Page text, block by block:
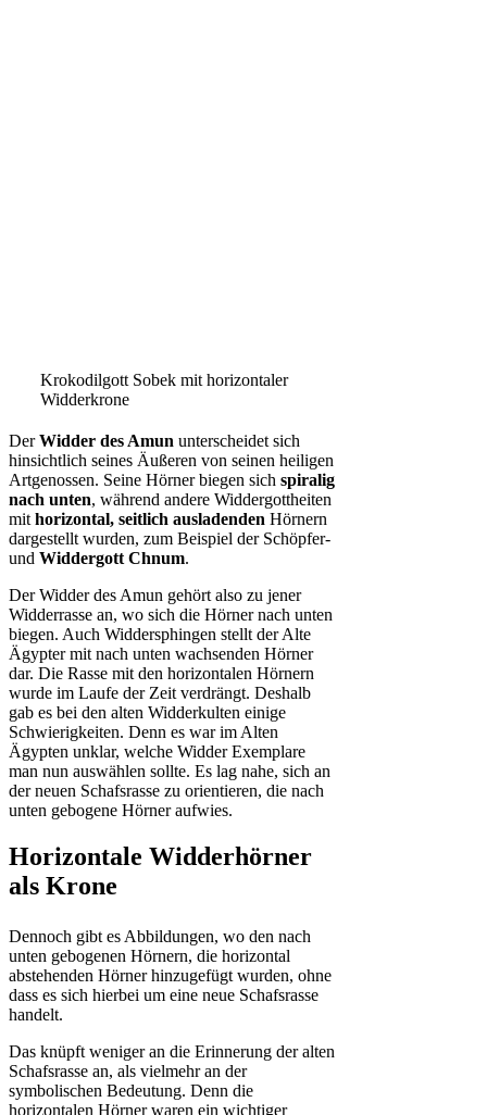
Krokodilgott Sobek mit horizontaler
Widderkrone
DerWidder des Amun unterscheidet sich
hinsichtlich seines Äußeren von seinen heiligen
Artgenossen. Seine Hörner biegen sich spiralig
nach unten, während andere Widdergottheiten
mit horizontal, seitlich ausladenden Hörnern
dargestellt wurden, zum Beispiel der Schöpfer-
und Widdergott Chnum.
Der Widder des Amun gehört also zu jener
Widderrasse an, wo sich die Hörner nach unten
biegen. Auch Widdersphingen stellt der Alte
Ägypter mit nach unten wachsenden Hörner
dar. Die Rasse mit den horizontalen Hörnern
wurde im Laufe der Zeit verdrängt. Deshalb
gab es bei den alten Widderkulten einige
Schwierigkeiten. Denn es war im Alten
Ägypten unklar, welche Widder Exemplare
man nun auswählen sollte. Es lag nahe, sich an
der neuen Schafsrasse zu orientieren, die nach
unten gebogene Hörner aufwies.
Horizontale Widderhörner
als Krone
Dennoch gibt es Abbildungen, wo den nach
unten gebogenen Hörnern, die horizontal
abstehenden Hörner hinzugefügt wurden, ohne
dass es sich hierbei um eine neue Schafsrasse
handelt.
Das knüpft weniger an die Erinnerung der alten
Schafsrasse an, als vielmehr an der
symbolischen Bedeutung. Denn die
horizontalen Hörner waren ein wichtiger